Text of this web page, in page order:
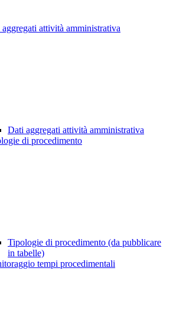
attività amministrativa
Dati aggregati attività amministrativa
di procedimento
Tipologie di procedimento (da pubblicare
in tabelle)
tempi procedimentali